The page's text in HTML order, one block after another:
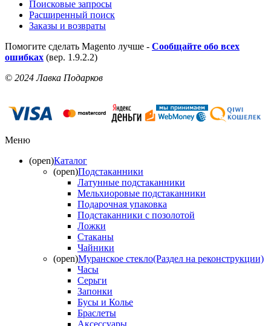
Поисковые запросы
Расширенный поиск
Заказы и возвраты
Помогите сделать Magento лучше - Сообщайте обо всех
ошибках (вер. 1.9.2.2)
© 2024 Лавка Подарков
Меню
(open)Каталог
(open)Подстаканники
Латунные подстаканники
Мельхиоровые подстаканники
Подарочная упаковка
Подстаканники с позолотой
Ложки
Стаканы
Чайники
(open)Муранское стекло(Раздел на реконструкции)
Часы
Серьги
Запонки
Бусы и Колье
Браслеты
Аксессуары